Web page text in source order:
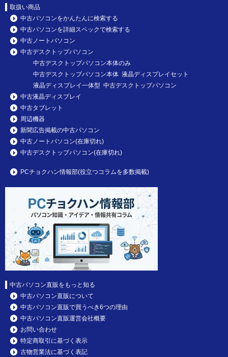
取扱い商品
中古パソコンをかんたんに検索する
中古パソコンを詳細スペックで検索する
中古ノートパソコン
中古デスクトップパソコン
中古デスクトップパソコン本体のみ
中古デスクトップパソコン本体 液晶ディスプレイセット
液晶ディスプレイ一体型 中古デスクトップパソコン
中古液晶ディスプレイ
中古タブレット
周辺機器
新聞広告掲載の中古パソコン
中古ノートパソコン(在庫切れ)
中古デスクトップパソコン(在庫切れ)
PCチョクハン情報部(役立つコラムを多数掲載)
中古パソコン直販をもっと知る
中古パソコン直販について
中古パソコン直販で買うべき6つの理由
中古パソコン直販運営会社概要
お問い合わせ
特定商取引に基づく表示
古物営業法に基づく表記